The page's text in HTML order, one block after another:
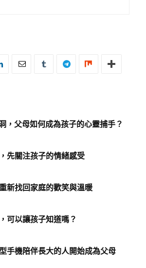
，父母如何成為孩子的心靈捕手？
先關注孩子的情緒感受
新找回家庭的歡笑與溫暖
可以讓孩子知道嗎？
手機陪伴長大的人開始成為父母